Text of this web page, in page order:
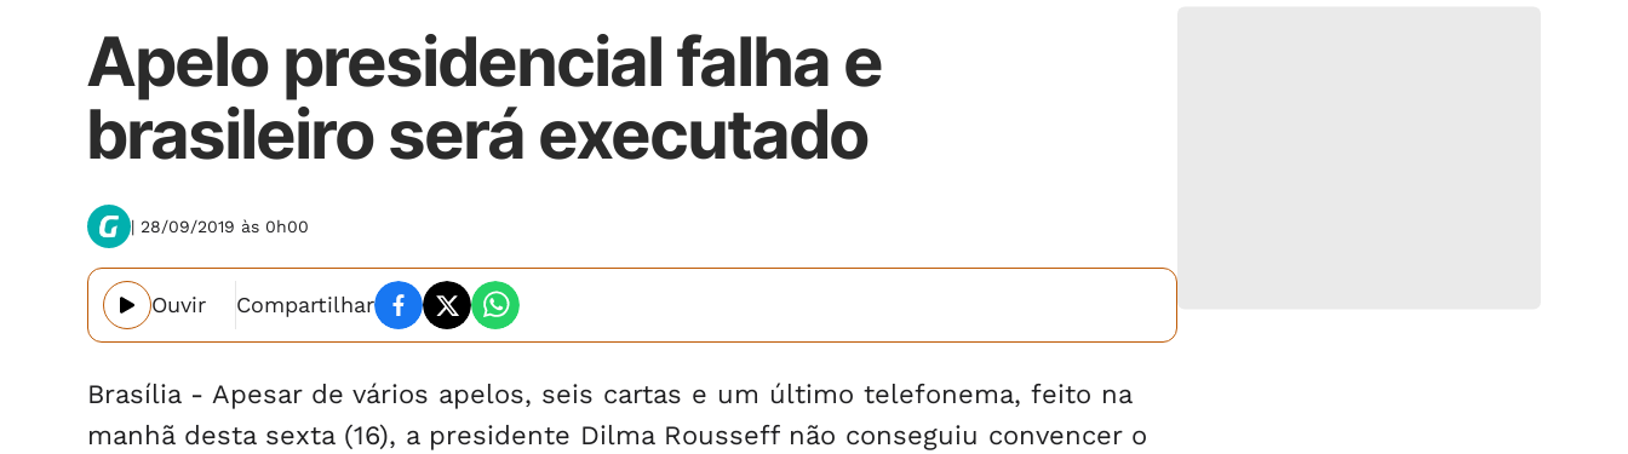
Apelo presidencial falha e
brasileiro será executado
| 28/09/2019 às 0h00
Ouvir Compartilhar
Brasília - Apesar de vários apelos, seis cartas e um último telefonema, feito na
manhã desta sexta (16), a presidente Dilma Rousseff não conseguiu convencer o